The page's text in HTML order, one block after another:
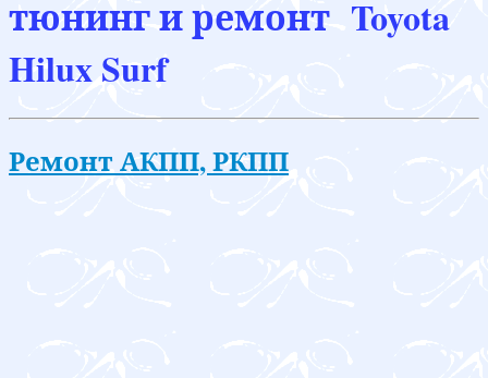
тюнинг и ремонт Toyota
Hilux Surf
Ремонт АКПП, РКПП